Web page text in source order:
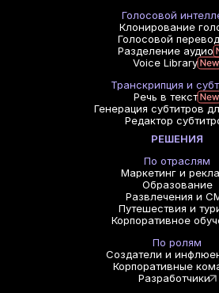
Голосовой
Клонирование
Голосовой
Разделение аудио
Voice Library
Транскрипция и
Речь в текст
Генерация субтитров
Редактор
РЕШЕНИЯ
По отраслям
Маркетинг и
Образование
Развлечения и
Путешествия и
Корпоративное
По ролям
Создатели и
Корпоративные
Разработчики